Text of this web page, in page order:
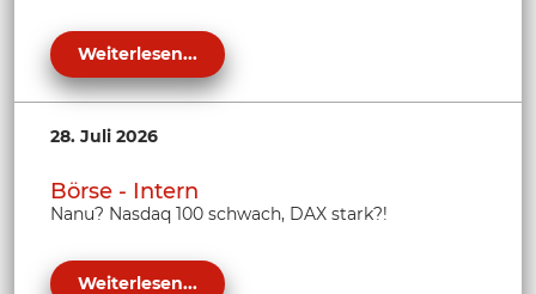
Weiterlesen...
28. Juli 2026
Börse - Intern
Nanu? Nasdaq 100 schwach, DAX stark?!
Weiterlesen...